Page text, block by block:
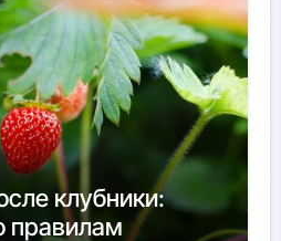
клубники:
правилам